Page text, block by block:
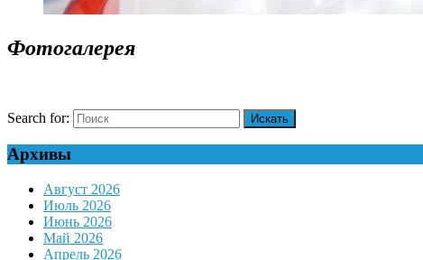
Фотогалерея
Search for:
Архивы
Август 2026
Июль 2026
Июнь 2026
Май 2026
Апрель 2026